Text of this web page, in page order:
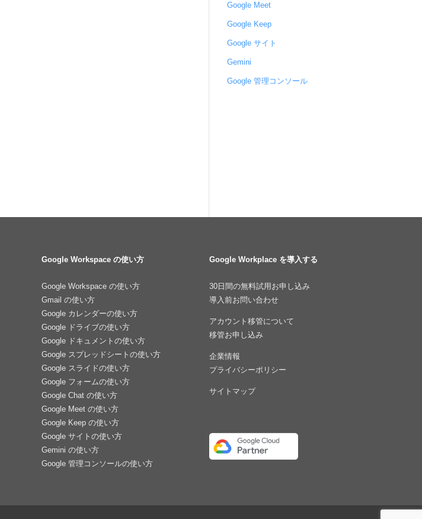
Google Meet
Google Keep
Google サイト
Gemini
Google 管理コンソール
Google Workspace の使い方
Google Workspace の使い方
Gmail の使い方
Google カレンダーの使い方
Google ドライブの使い方
Google ドキュメントの使い方
Google スプレッドシートの使い方
Google スライドの使い方
Google フォームの使い方
Google Chat の使い方
Google Meet の使い方
Google Keep の使い方
Google サイトの使い方
Gemini の使い方
Google 管理コンソールの使い方
Google Workplace を導入する
30日間の無料試用お申し込み
導入前お問い合わせ
アカウント移管について
移管お申し込み
企業情報
プライバシーポリシー
サイトマップ